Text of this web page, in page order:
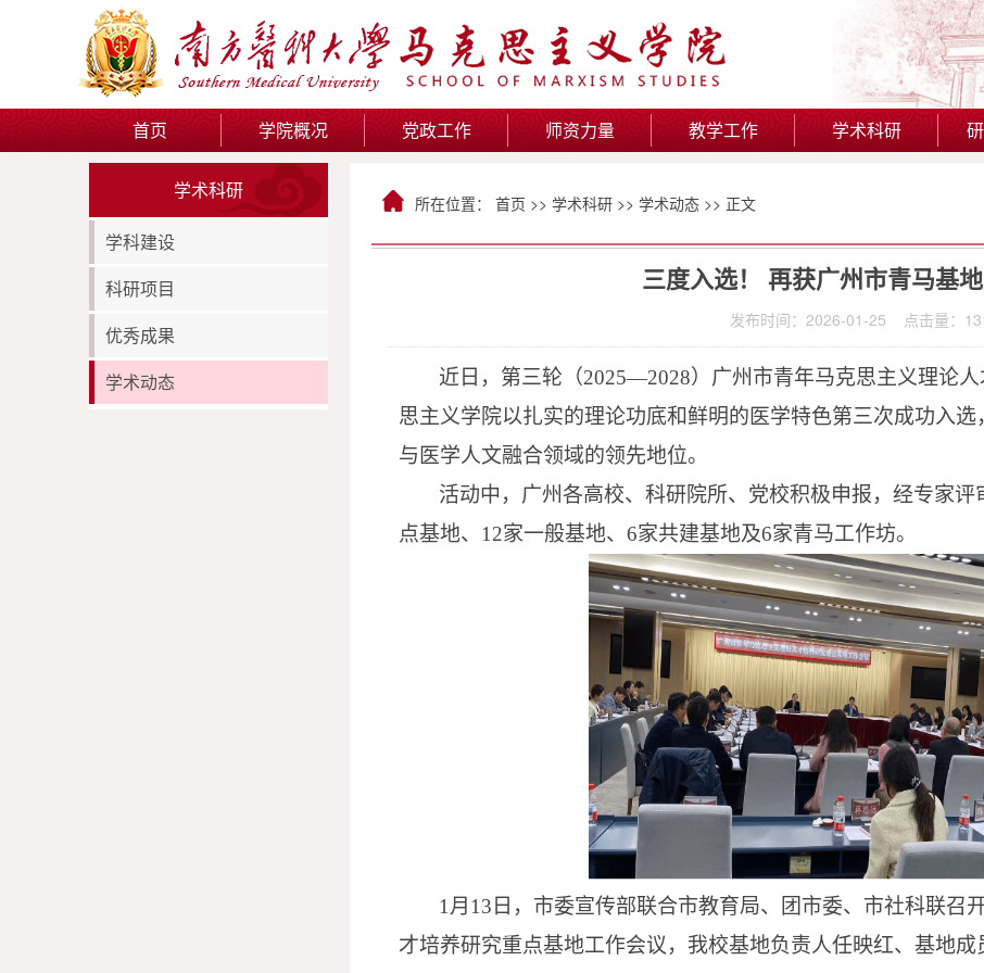
首页 学院概况 党政工作 师资力量 教学工作 学术科研
学术科研
学科建设
科研项目
优秀成果
学术动态
所在位置： 首页 >> 学术科研 >> 学术动态 >> 正文
三度入选！ 再获广州市青马基
发布时间：2026-01-25 点击量：
近日，第三轮（2025—2028）广州市青年马克思主义理论
思主义学院以扎实的理论功底和鲜明的医学特色第三次成功入
与医学人文融合领域的领先地位。
活动中，广州各高校、科研院所、党校积极申报，经专家
点基地、12家一般基地、6家共建基地及6家青马工作坊。
1月13日，市委宣传部联合市教育局、团市委、市社科联召
才培养研究重点基地工作会议，我校基地负责人任映红、基地成